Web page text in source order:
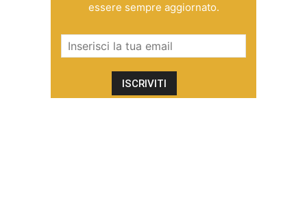
essere sempre aggiornato.